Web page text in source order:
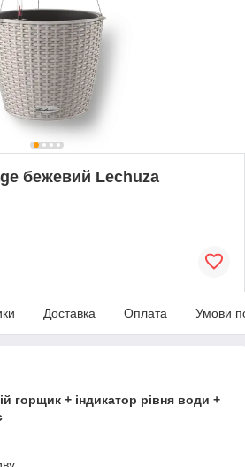
бежевий Lechuza
Доставка Оплата Умови
горщик + індикатор рівня води +